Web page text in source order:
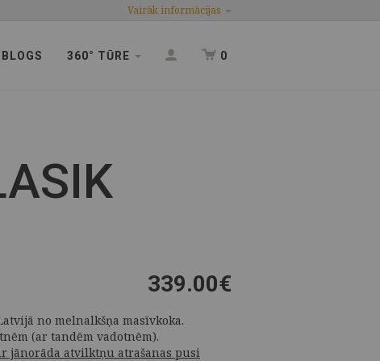
Vairāk informācijas
BLOGS 360° TŪRE 0
339.00€
no melnalkšņa masīvkoka.
(ar tandēm vadotnēm).
jānorāda atvilktņu atrašanas pusi